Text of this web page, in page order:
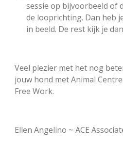
sessie op bijvoorbeeld of
de looprichting. Dan heb
in beeld. De rest kijk je
Veel plezier met het nog
jouw hond met Animal
Free Work.
Ellen Angelino ~ ACE